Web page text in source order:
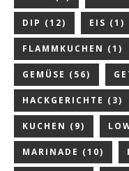
DIP (12) EIS (1)
FLAMMKUCHEN (1)
GEMÜSE (56)
HACKGERICHTE (3)
KUCHEN (9)
MARINADE (10)